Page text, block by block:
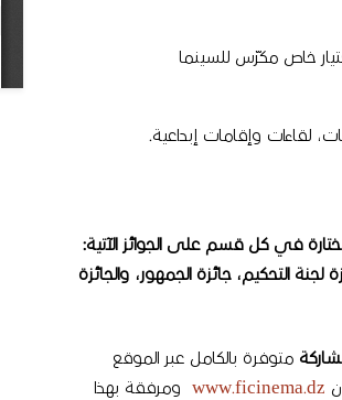
خاص مكرّس للسينما
لقاءات وإقامات إبداعية.
في كل قسم على الجوائز الآتية:
لجنة التحكيم، جائزة الجمهور، والجائزة
متوفرة بالكامل عبر الموقع
www.ficinema.dz ومرفقة بهذا